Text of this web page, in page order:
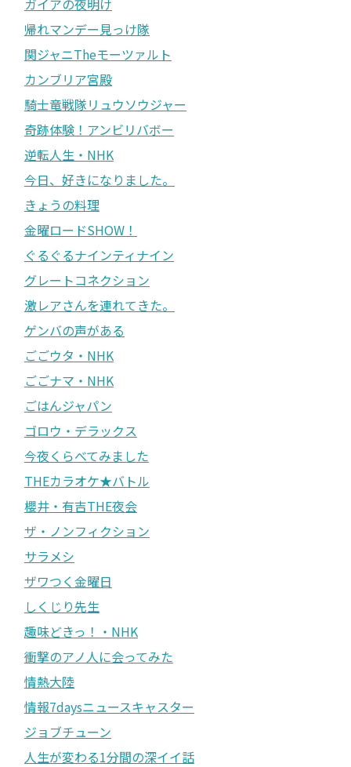
帰れマンデー見っけ隊
関ジャニTheモーツァルト
カンブリア宮殿
騎士竜戦隊リュウソウジャー
奇跡体験！アンビリバボー
逆転人生・NHK
今日、好きになりました。
きょうの料理
金曜ロードSHOW！
ぐるぐるナインティナイン
グレートコネクション
激レアさんを連れてきた。
ゲンバの声がある
ごごウタ・NHK
ごごナマ・NHK
ごはんジャパン
ゴロウ・デラックス
今夜くらべてみました
THEカラオケ★バトル
櫻井・有吉THE夜会
ザ・ノンフィクション
サラメシ
ザワつく金曜日
しくじり先生
趣味どきっ！・NHK
衝撃のアノ人に会ってみた
情熱大陸
情報7daysニュースキャスター
ジョブチューン
人生が変わる1分間の深イイ話